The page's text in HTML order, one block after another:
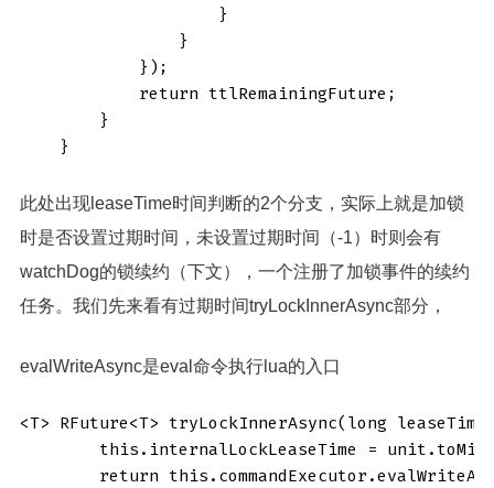
                    }
                }
            });
            return ttlRemainingFuture;
        }
    }
此处出现leaseTime时间判断的2个分支，实际上就是加锁
时是否设置过期时间，未设置过期时间（-1）时则会有
watchDog的锁续约（下文），一个注册了加锁事件的续约
任务。我们先来看有过期时间tryLockInnerAsync部分，
evalWriteAsync是eval命令执行lua的入口
<T> RFuture<T> tryLockInnerAsync(long
this.internalLockLeaseTime =
return